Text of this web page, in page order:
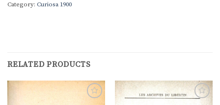
Category: Curiosa 1900
RELATED PRODUCTS